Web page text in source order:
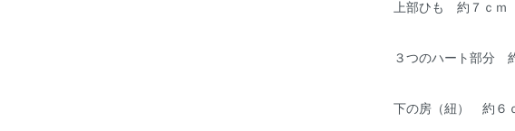
上部ひも 約７ｃｍ
３つのハート部分
下の房（紐） 約６